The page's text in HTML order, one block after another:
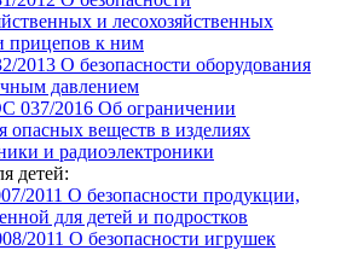
и лесохозяйственных
прицепов к ним
2013 О безопасности оборудования
давлением
037/2016 Об ограничении
опасных веществ в изделиях
и радиоэлектроники
детей:
2011 О безопасности продукции,
для детей и подростков
2011 О безопасности игрушек